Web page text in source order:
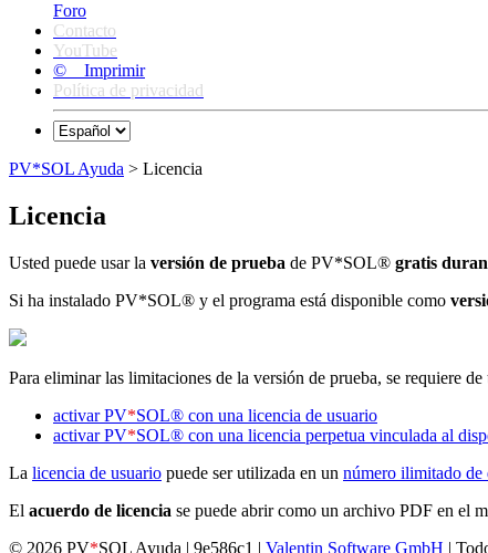
Foro
Contacto
YouTube
© Imprimir
Política de privacidad
PV*SOL Ayuda > Licencia
Licencia
Usted puede usar la versión de prueba de PV*SOL® gratis
Si ha instalado PV*SOL® y el programa está disponible como
Para eliminar las limitaciones de la versión de prueba, se requiere
activar PV*SOL® con una licencia de usuario
activar PV*SOL® con una licencia perpetua vinculada al
La licencia de usuario puede ser utilizada en un número ilimitado de
El acuerdo de licencia se puede abrir como un archivo PDF en el
© 2026 PV*SOL Ayuda | 9e586c1 | Valentin Software GmbH |